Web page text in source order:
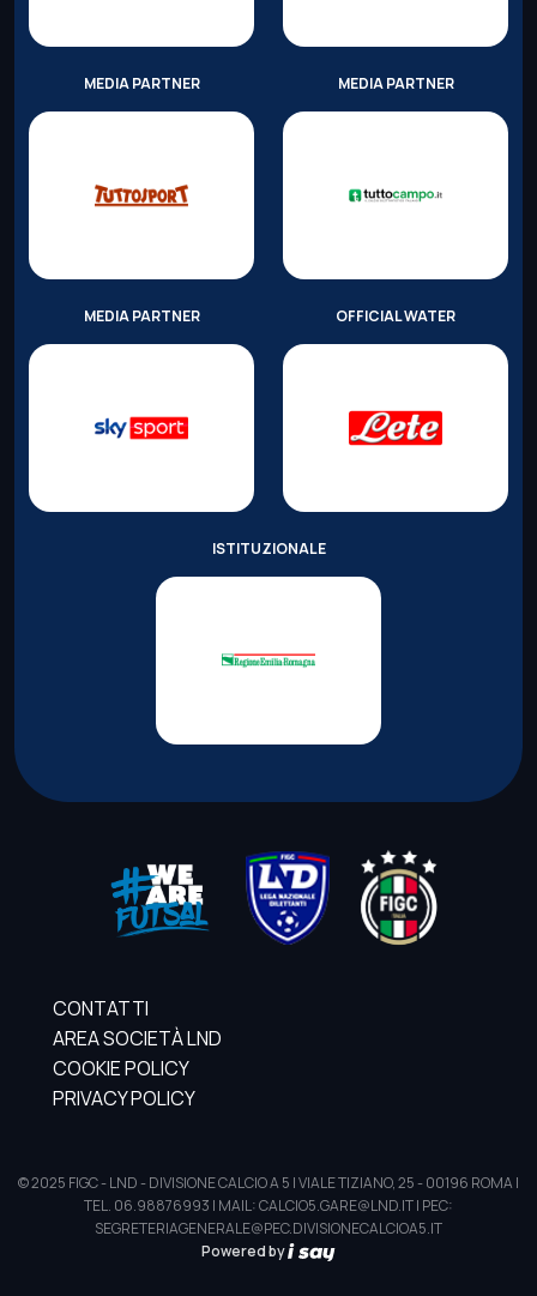
MEDIA PARTNER MEDIA PARTNER
MEDIA PARTNER OFFICIAL WATER
ISTITUZIONALE
CONTATTI
AREA SOCIETÀ LND
COOKIE POLICY
PRIVACY POLICY
© 2025 FIGC - LND - DIVISIONE CALCIO A 5 | VIALE TIZIANO, 25 - 00196 ROMA |
TEL. 06.98876993 | MAIL: CALCIO5.GARE@LND.IT | PEC:
SEGRETERIAGENERALE@PEC.DIVISIONECALCIOA5.IT
Powered by